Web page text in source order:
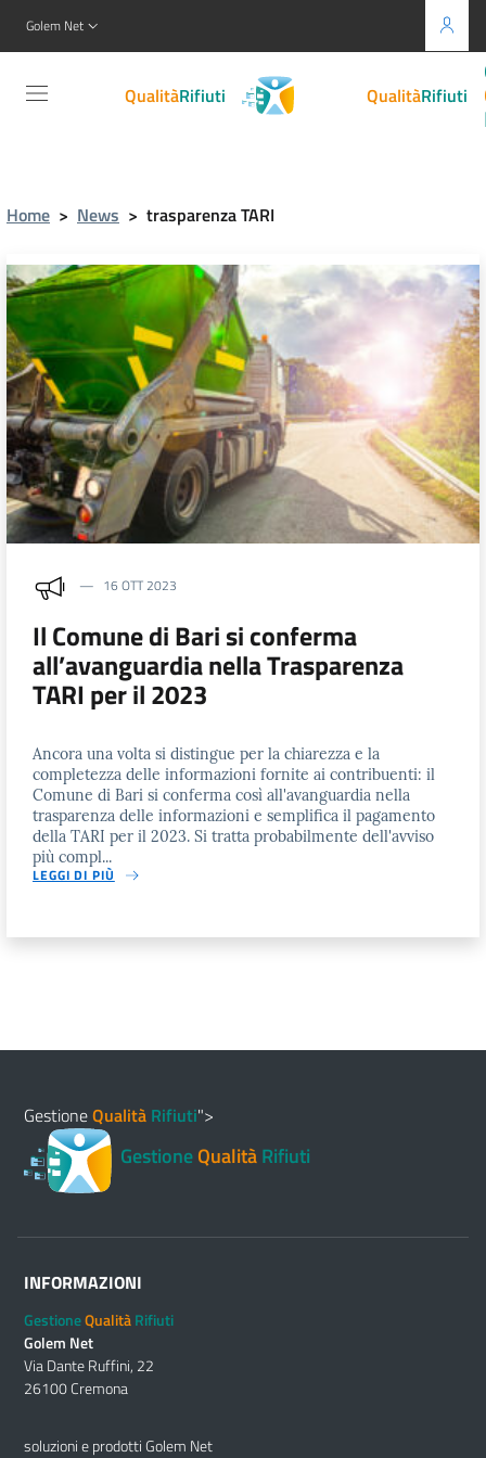
Golem Net
QualitàRifiuti QualitàRifiuti
Home > News > trasparenza TARI
16 OTT 2023
Il Comune di Bari si conferma
all’avanguardia nella Trasparenza
TARI per il 2023
Ancora una volta si distingue per la chiarezza e la
completezza delle informazioni fornite ai contribuenti: il
Comune di Bari si conferma così all'avanguardia nella
trasparenza delle informazioni e semplifica il pagamento
della TARI per il 2023. Si tratta probabilmente dell'avviso
più compl...
LEGGI DI PIÙ
GestioneQualità Rifiuti">
GestioneQualitàRifiuti
INFORMAZIONI
GestioneQualitàRifiuti
Golem Net
Via Dante Ruffini, 22
26100 Cremona
soluzioni e prodotti Golem Net